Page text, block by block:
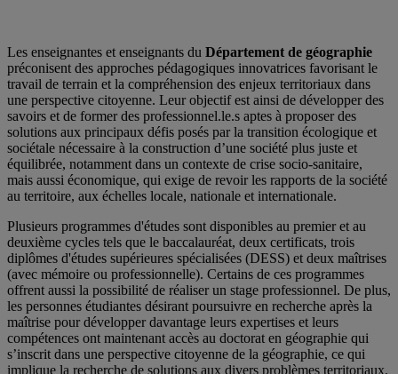
Les enseignantes et enseignants du Département de géographie
préconisent des approches pédagogiques innovatrices favorisant le
travail de terrain et la compréhension des enjeux territoriaux dans
une perspective citoyenne. Leur objectif est ainsi de développer des
savoirs et de former des professionnel.le.s aptes à proposer des
solutions aux principaux défis posés par la transition écologique et
sociétale nécessaire à la construction d’une société plus juste et
équilibrée, notamment dans un contexte de crise socio-sanitaire,
mais aussi économique, qui exige de revoir les rapports de la société
au territoire, aux échelles locale, nationale et internationale.
Plusieurs programmes d'études sont disponibles au premier et au
deuxième cycles tels que le baccalauréat, deux certificats, trois
diplômes d'études supérieures spécialisées (DESS) et deux maîtrises
(avec mémoire ou professionnelle). Certains de ces programmes
offrent aussi la possibilité de réaliser un stage professionnel. De plus,
les personnes étudiantes désirant poursuivre en recherche après la
maîtrise pour développer davantage leurs expertises et leurs
compétences ont maintenant accès au doctorat en géographie qui
s’inscrit dans une perspective citoyenne de la géographie, ce qui
implique la recherche de solutions aux divers problèmes territoriaux.